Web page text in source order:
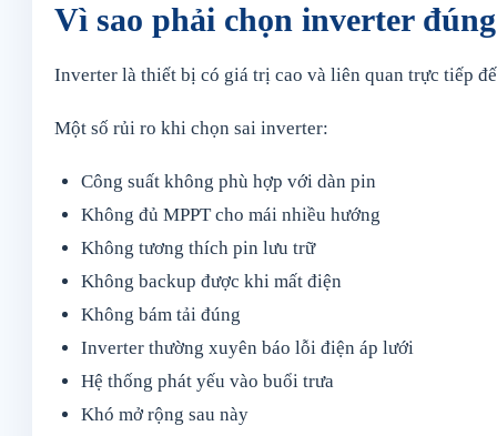
Vì sao phải chọn inverter
Inverter là thiết bị có giá trị cao và liên quan trực tiếp
Một số rủi ro khi chọn sai inverter:
Công suất không phù hợp với dàn pin
Không đủ MPPT cho mái nhiều hướng
Không tương thích pin lưu trữ
Không backup được khi mất điện
Không bám tải đúng
Inverter thường xuyên báo lỗi điện áp lưới
Hệ thống phát yếu vào buổi trưa
Khó mở rộng sau này